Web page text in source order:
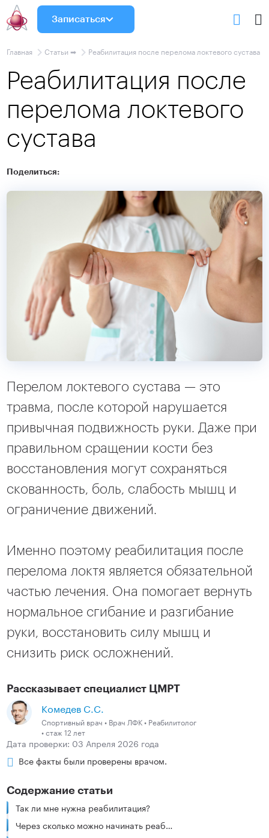
Записаться
Главная Статьи ➡ Реабилитация после перелома локтевого сустава
Реабилитация после
перелома локтевого
сустава
Поделиться:
Перелом локтевого сустава — это
травма, после которой нарушается
привычная подвижность руки. Даже при
правильном сращении кости без
восстановления могут сохраняться
скованность, боль, слабость мышц и
ограничение движений.
Именно поэтому реабилитация после
перелома локтя является обязательной
частью лечения. Она помогает вернуть
нормальное сгибание и разгибание
руки, восстановить силу мышц и
снизить риск осложнений.
Рассказывает специалист ЦМРТ
Комедев С.C.
Спортивный врач • Врач ЛФК • Реабилитолог
• стаж 12 лет
Дата проверки: 03 Апреля 2026 года
Все факты были проверены врачом.
Содержание статьи
Так ли мне нужна реабилитация?
Через сколько можно начинать реабилитацию?